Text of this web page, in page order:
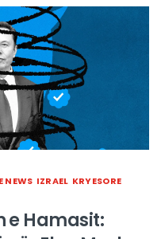
NEWS IZRAEL KRYESORE
e Hamasit: